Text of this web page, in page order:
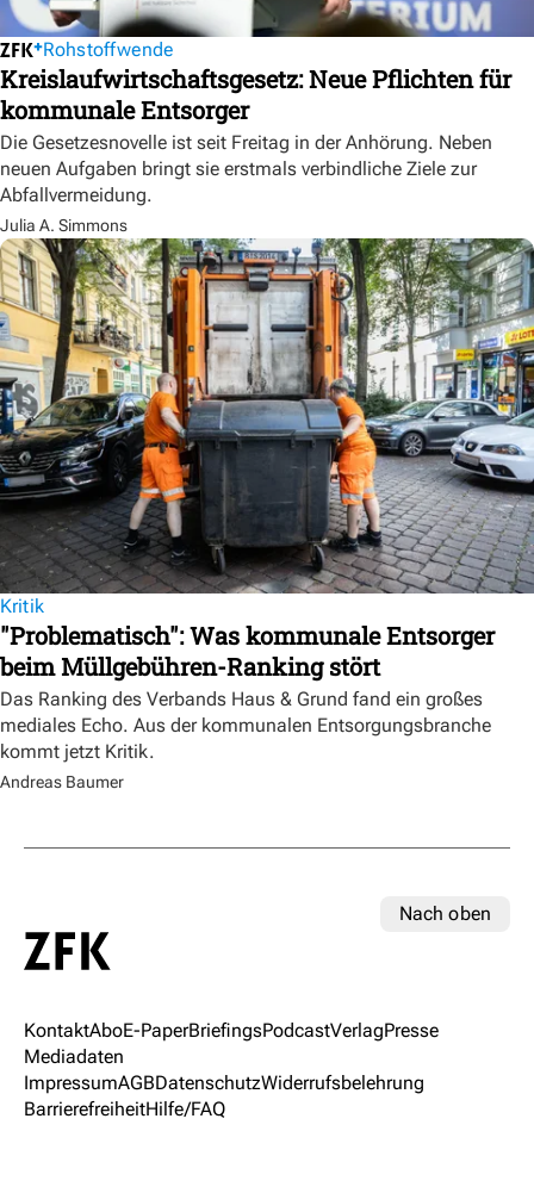
Rohstoffwende
Kreislaufwirtschaftsgesetz: Neue Pflichten für
kommunale Entsorger
Die Gesetzesnovelle ist seit Freitag in der Anhörung. Neben
neuen Aufgaben bringt sie erstmals verbindliche Ziele zur
Abfallvermeidung.
Julia A. Simmons
Kritik
"Problematisch": Was kommunale Entsorger
beim Müllgebühren-Ranking stört
Das Ranking des Verbands Haus & Grund fand ein großes
mediales Echo. Aus der kommunalen Entsorgungsbranche
kommt jetzt Kritik.
Andreas Baumer
Nach oben
KontaktAboE-PaperBriefingsPodcastVerlagPresse
Mediadaten
ImpressumAGBDatenschutzWiderrufsbelehrung
BarrierefreiheitHilfe/FAQ